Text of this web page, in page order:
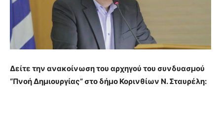
Δείτε την ανακοίνωση του αρχηγού του συνδυασμού
“Πνοή Δημιουργίας” στο δήμο Κορινθίων Ν. Σταυρέλη: